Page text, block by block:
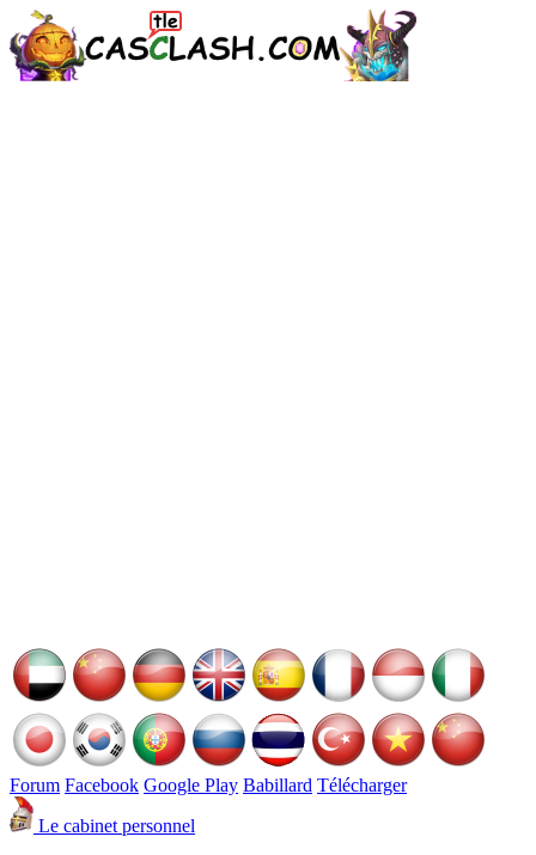
Forum Facebook Google Play Babillard Télécharger
Le cabinet personnel